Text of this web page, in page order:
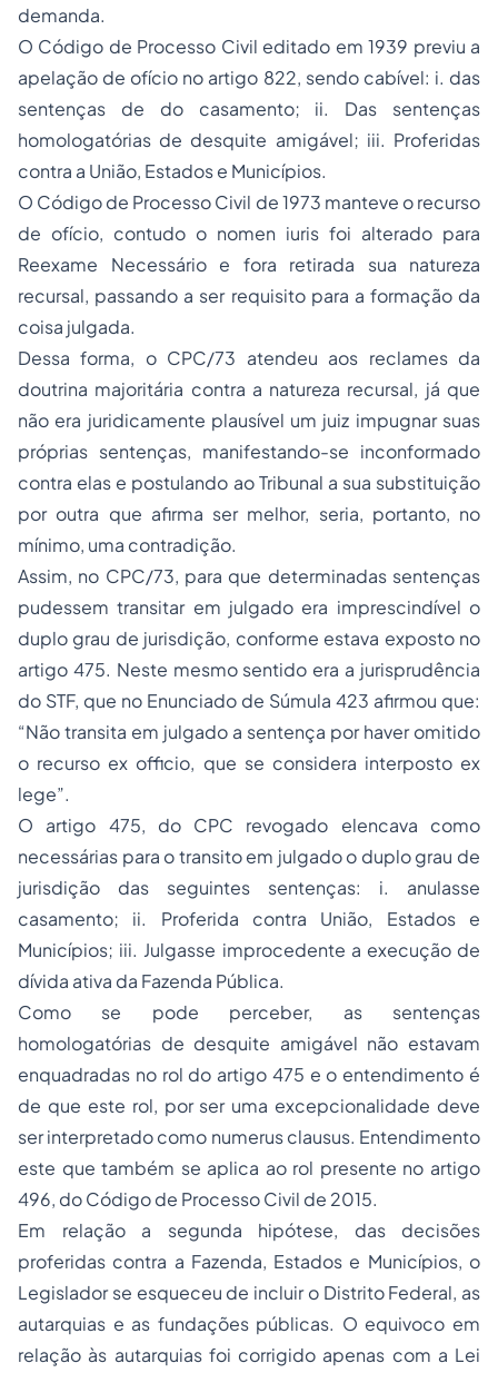
demanda.
O Código de Processo Civil editado em 1939 previu a
apelação de ofício no artigo 822, sendo cabível: i. das
sentenças de do casamento; ii. Das sentenças
homologatórias de desquite amigável; iii. Proferidas
contra a União, Estados e Municípios.
O Código de Processo Civil de 1973 manteve o recurso
de ofício, contudo o nomen iuris foi alterado para
Reexame Necessário e fora retirada sua natureza
recursal, passando a ser requisito para a formação da
coisa julgada.
Dessa forma, o CPC/73 atendeu aos reclames da
doutrina majoritária contra a natureza recursal, já que
não era juridicamente plausível um juiz impugnar suas
próprias sentenças, manifestando-se inconformado
contra elas e postulando ao Tribunal a sua substituição
por outra que afirma ser melhor, seria, portanto, no
mínimo, uma contradição.
Assim, no CPC/73, para que determinadas sentenças
pudessem transitar em julgado era imprescindível o
duplo grau de jurisdição, conforme estava exposto no
artigo 475. Neste mesmo sentido era a jurisprudência
do STF, que no Enunciado de Súmula 423 afirmou que:
“Não transita em julgado a sentença por haver omitido
o recurso ex officio, que se considera interposto ex
lege”.
O artigo 475, do CPC revogado elencava como
necessárias para o transito em julgado o duplo grau de
jurisdição das seguintes sentenças: i. anulasse
casamento; ii. Proferida contra União, Estados e
Municípios; iii. Julgasse improcedente a execução de
dívida ativa da Fazenda Pública.
Como se pode perceber, as sentenças
homologatórias de desquite amigável não estavam
enquadradas no rol do artigo 475 e o entendimento é
de que este rol, por ser uma excepcionalidade deve
ser interpretado como numerus clausus. Entendimento
este que também se aplica ao rol presente no artigo
496, do Código de Processo Civil de 2015.
Em relação a segunda hipótese, das decisões
proferidas contra a Fazenda, Estados e Municípios, o
Legislador se esqueceu de incluir o Distrito Federal, as
autarquias e as fundações públicas. O equivoco em
relação às autarquias foi corrigido apenas com a Lei